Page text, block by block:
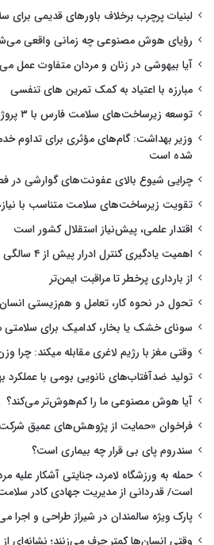
لبنیات پرچرب برخلاف باورهای قدیمی
رؤیای هوش مصنوعی چه زمانی واقعی
آیا بیهوشی در زنان و مردان متفاوت عمل
مبارزه با اعتیاد به کمک تمرین های تنفسی
توسعه زیرساخت‌های سلامت فارس با ۳ پروژه شتاب گرفت
وزیر بهداشت: گام‌های مؤثری برای تداوم
شده است
چرایی شیوع بالای عفونت‌های گوارشی در
تقویت زیرساخت‌های سلامت متناسب با
اقتدار علمی، پیش‌نیاز استقلال کشور است
اهمیت یادگیری کنترل ادرار پیش از ۴ سالگی
از بارداری پرخطر تا مراقبت ایمن‌تر
تحول در نحوه کار، تعامل و هم‌زیستی انسان
سونای خشک یا بخار، کدامیک برای
وقتی مغز با رژیم لاغری مقابله میکند: چرا
تولید ضدآفتاب‌های نانویی بومی با عملکرد
آیا هوش مصنوعی ما را کم‌هوش‌تر می‌کند؟
فراخوان «حمایت از پژوهش‌های عمیق
سندروم پای بی قرار چه بیماری است؟
حمله به ورزشگاه لامرد، جنایتی آشکار علیه
است/ قدردانی از مدیریت جهادی کادر
پارک ویژه سالمندان در شیراز طراحی و اجرا
وقتی انسان‌ها کمتر حرف می‌زنند؛ نشانه‌ای